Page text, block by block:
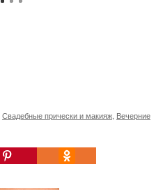
Свадебные прически и макияж, Вечерние